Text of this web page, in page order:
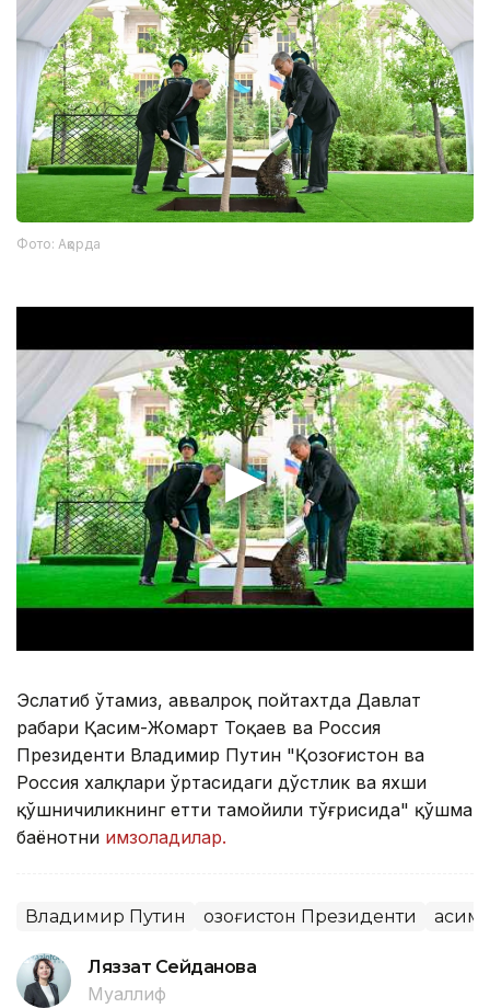
Фото: Ақорда
Эслатиб ўтамиз, аввалроқ пойтахтда Давлат
раҳбари Қасим-Жомарт Тоқаев ва Россия
Президенти Владимир Путин "Қозоғистон ва
Россия халқлари ўртасидаги дўстлик ва яхши
қўшничиликнинг етти тамойили тўғрисида" қўшма
баёнотни имзоладилар.
Владимир Путин Қозоғистон Президенти
Ляззат Сейданова
Муаллиф